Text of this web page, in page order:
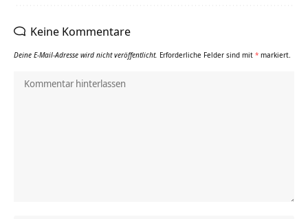
Keine Kommentare
Deine E-Mail-Adresse wird nicht veröffentlicht. Erforderliche Felder sind mit * markiert.